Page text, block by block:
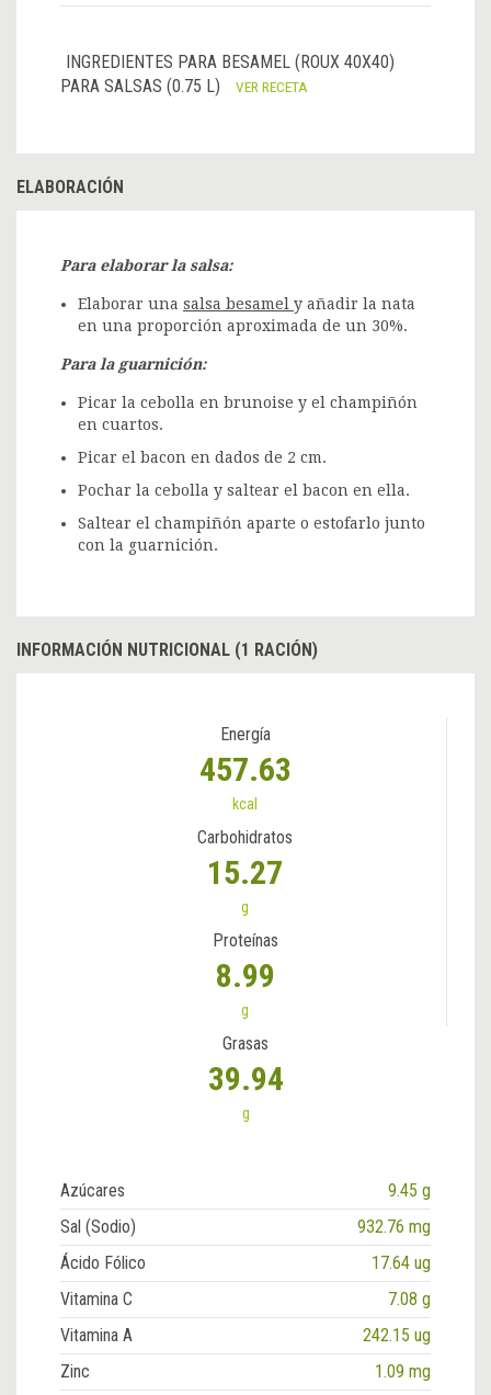
INGREDIENTES PARA BESAMEL (ROUX 40X40)
PARA SALSAS (0.75 L)
VER RECETA
ELABORACIÓN
Para elaborar la salsa:
Elaborar una salsa besamel y añadir la nata
en una proporción aproximada de un 30%.
Para la guarnición:
Picar la cebolla en brunoise y el champiñón
en cuartos.
Picar el bacon en dados de 2 cm.
Pochar la cebolla y saltear el bacon en ella.
Saltear el champiñón aparte o estofarlo junto
con la guarnición.
INFORMACIÓN NUTRICIONAL (1 RACIÓN)
Energía
457.63
kcal
Carbohidratos
15.27
g
Proteínas
8.99
g
Grasas
39.94
g
Azúcares
9.45 g
Sal (Sodio)
932.76 mg
Ácido Fólico
17.64 ug
Vitamina C
7.08 g
Vitamina A
242.15 ug
Zinc
1.09 mg